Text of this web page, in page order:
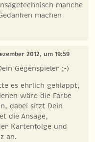
manche
machen
2012, um 19:59
Gegenspieler ;-)
es ehrlich geklappt,
wäre die Farbe
dabei sitzt Dein
die Ansage,
Kartenfolge und
an.